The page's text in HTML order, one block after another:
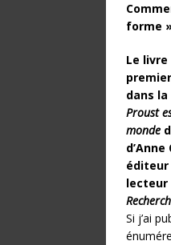
forme
Le livre
dans
Proust
monde
éditeur
lecteur
Si j’ai